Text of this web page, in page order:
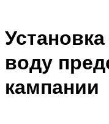
воду
кампании